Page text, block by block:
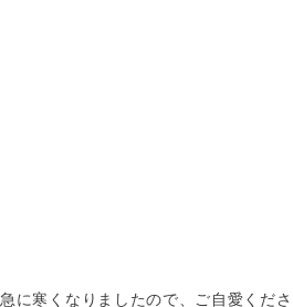
急に寒くなりましたので、ご自愛くださ